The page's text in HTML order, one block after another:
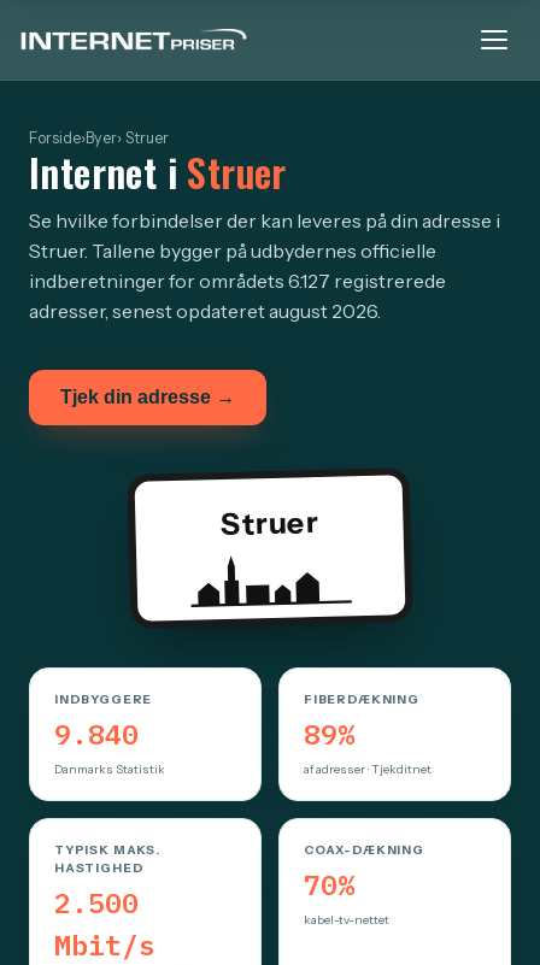
Forside›Byer› Struer
Internet i Struer
Se hvilke forbindelser der kan leveres på din adresse i
Struer. Tallene bygger på udbydernes officielle
indberetninger for områdets 6.127 registrerede
adresser, senest opdateret august 2026.
Tjek din adresse →
Struer
INDBYGGERE
9.840
Danmarks Statistik
FIBERDÆKNING
89%
af adresser · Tjekditnet
TYPISK MAKS.
HASTIGHED
2.500
Mbit/s
COAX-DÆKNING
70%
kabel-tv-nettet